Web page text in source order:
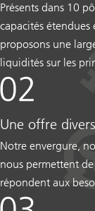
Présents dans 10
capacités
proposons une
liquidités sur les
Une offre
Notre envergure,
nous permettent
répondent aux